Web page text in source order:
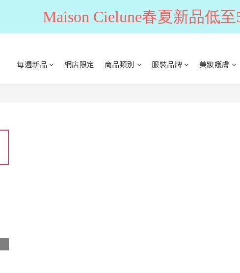
每週新品 網店限定 商品類別 服裝品牌 美妝護膚
Maison Cielune春夏新品低至